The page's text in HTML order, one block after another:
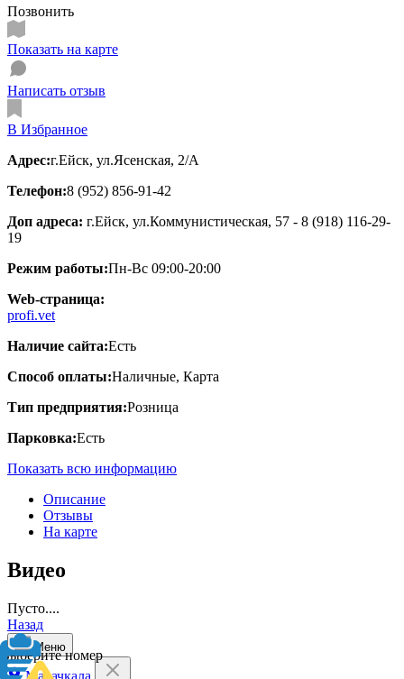
Позвонить
Показать на карте
Написать отзыв
В Избранное
Адрес:г.Ейск, ул.Ясенская, 2/А
Телефон:8 (952) 856-91-42
Доп адреса: г.Ейск, ул.​Коммунистическая, 57​ - 8 (918) 116-29-
19
Режим работы:Пн-Вс 09:00-20:00
Web-страница:
profi.vet
Наличие сайта:Есть
Способ оплаты:Наличные, Карта
Тип предприятия:Розница
Парковка:Есть
Показать всю информацию
Описание
Отзывы
На карте
Видео
Пусто....
Назад
Выберите номер
Меню
Махачкала